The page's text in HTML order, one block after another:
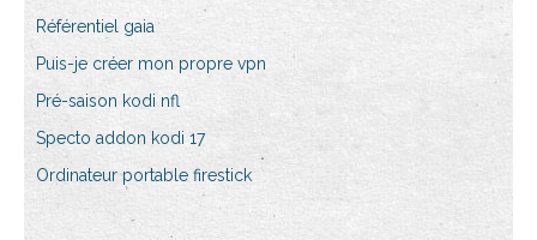
Référentiel gaia
Puis-je créer mon propre vpn
Pré-saison kodi nfl
Specto addon kodi 17
Ordinateur portable firestick